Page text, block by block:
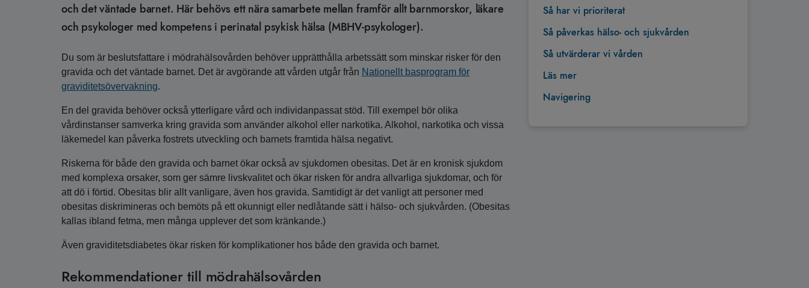
Så har vi prioriterat
Så påverkas hälso- och sjukvården
Så utvärderar vi vården
Läs mer
Navigering
och det väntade barnet. Här behövs ett nära samarbete mellan framför allt barnmorskor, läkare
och psykologer med kompetens i perinatal psykisk hälsa (MBHV-psykologer).
Du som är beslutsfattare i mödrahälsovården behöver upprätthålla arbetssätt som minskar risker för den
gravida och det väntade barnet. Det är avgörande att vården utgår från Nationellt basprogram för
graviditetsövervakning.
En del gravida behöver också ytterligare vård och individanpassat stöd. Till exempel bör olika
vårdinstanser samverka kring gravida som använder alkohol eller narkotika. Alkohol, narkotika och vissa
läkemedel kan påverka fostrets utveckling och barnets framtida hälsa negativt.
Riskerna för både den gravida och barnet ökar också av sjukdomen obesitas. Det är en kronisk sjukdom
med komplexa orsaker, som ger sämre livskvalitet och ökar risken för andra allvarliga sjukdomar, och för
att dö i förtid. Obesitas blir allt vanligare, även hos gravida. Samtidigt är det vanligt att personer med
obesitas diskrimineras och bemöts på ett okunnigt eller nedlåtande sätt i hälso- och sjukvården. (Obesitas
kallas ibland fetma, men många upplever det som kränkande.)
Även graviditetsdiabetes ökar risken för komplikationer hos både den gravida och barnet.
Rekommendationer till mödrahälsovården